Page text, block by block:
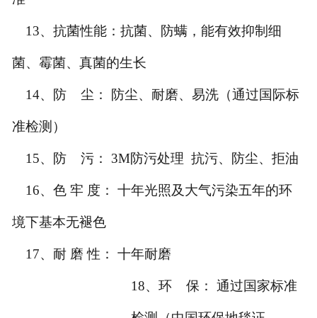
13、抗菌性能：抗菌、防螨，能有效抑制细
菌、霉菌、真菌的生长
14、防 尘： 防尘、耐磨、易洗（通过国际标
准检测）
15、防 污： 3M防污处理 抗污、防尘、拒油
16、色 牢 度： 十年光照及大气污染五年的环
境下基本无褪色
17、耐 磨 性： 十年耐磨
18、环 保： 通过国家标准